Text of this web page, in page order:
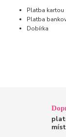
Platba kartou
Platba
Dobírka